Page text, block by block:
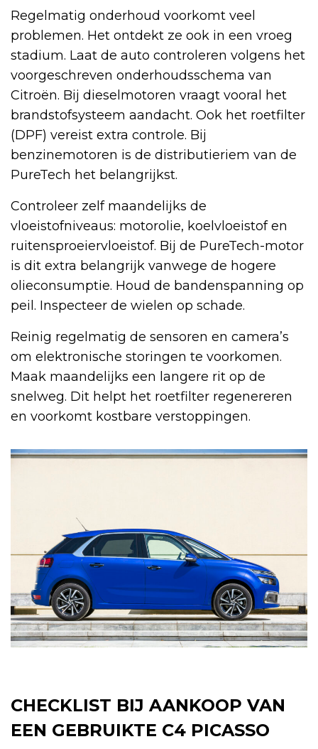
Regelmatig onderhoud voorkomt veel
problemen. Het ontdekt ze ook in een vroeg
stadium. Laat de auto controleren volgens het
voorgeschreven onderhoudsschema van
Citroën. Bij dieselmotoren vraagt vooral het
brandstofsysteem aandacht. Ook het roetfilter
(DPF) vereist extra controle. Bij
benzinemotoren is de distributieriem van de
PureTech het belangrijkst.
Controleer zelf maandelijks de
vloeistofniveaus: motorolie, koelvloeistof en
ruitensproeiervloeistof. Bij de PureTech-motor
is dit extra belangrijk vanwege de hogere
olieconsumptie. Houd de bandenspanning op
peil. Inspecteer de wielen op schade.
Reinig regelmatig de sensoren en camera’s
om elektronische storingen te voorkomen.
Maak maandelijks een langere rit op de
snelweg. Dit helpt het roetfilter regenereren
en voorkomt kostbare verstoppingen.
CHECKLIST BIJ AANKOOP VAN
EEN GEBRUIKTE C4 PICASSO